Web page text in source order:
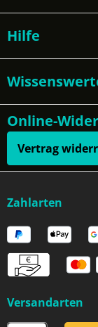
Hilfe
Online-
Vertrag
Zahlarten
Versandarten